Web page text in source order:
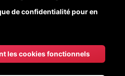
de confidentialité pour en
les cookies fonctionnels